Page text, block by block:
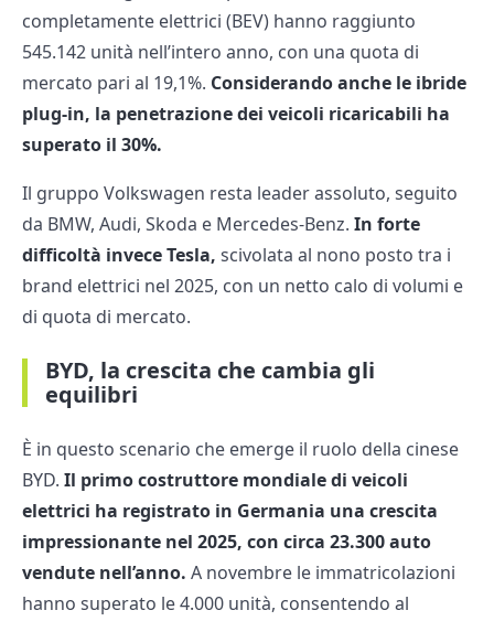
completamente elettrici (BEV) hanno raggiunto
545.142 unità nell’intero anno, con una quota di
mercato pari al 19,1%. Considerando anche le ibride
plug-in, la penetrazione dei veicoli ricaricabili ha
superato il 30%.
Il gruppo Volkswagen resta leader assoluto, seguito
da BMW, Audi, Skoda e Mercedes-Benz. In forte
difficoltà invece Tesla, scivolata al nono posto tra i
brand elettrici nel 2025, con un netto calo di volumi e
di quota di mercato.
BYD, la crescita che cambia gli
equilibri
È in questo scenario che emerge il ruolo della cinese
BYD. Il primo costruttore mondiale di veicoli
elettrici ha registrato in Germania una crescita
impressionante nel 2025, con circa 23.300 auto
vendute nell’anno. A novembre le immatricolazioni
hanno superato le 4.000 unità, consentendo al